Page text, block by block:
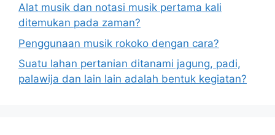
Alat musik dan notasi musik pertama kali
ditemukan pada zaman?
Penggunaan musik rokoko dengan cara?
Suatu lahan pertanian ditanami jagung, padi,
palawija dan lain lain adalah bentuk kegiatan?